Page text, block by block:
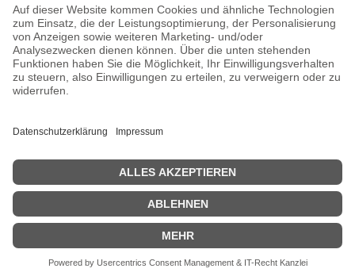
AOC AM400B - Befestigungskit
(Monitorarm, Klemmmontagesockel,
Tischplattenbohrung, Gasfeder) -
einstellbarer Arm - für Flachbildschirm